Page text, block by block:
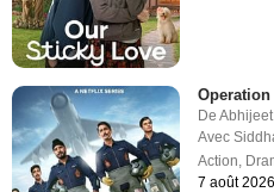
Operation
De
Avec
Action
7 août